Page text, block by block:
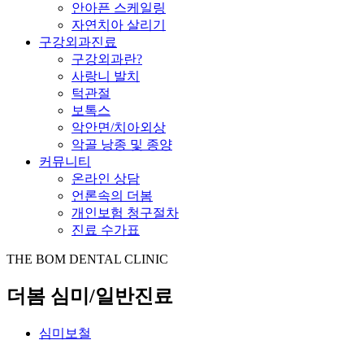
안아픈 스케일링
자연치아 살리기
구강외과진료
구강외과란?
사랑니 발치
턱관절
보톡스
악안면/치아외상
악골 낭종 및 종양
커뮤니티
온라인 상담
언론속의 더봄
개인보험 청구절차
진료 수가표
THE BOM DENTAL CLINIC
더봄 심미/일반진료
심미보철